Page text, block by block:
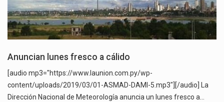
Anuncian lunes fresco a cálido
[audio mp3="https://www.launion.com.py/wp-
content/uploads/2019/03/01-ASMAD-DAMI-5.mp3"][/audio] La
Dirección Nacional de Meteorología anuncia un lunes fresco a…